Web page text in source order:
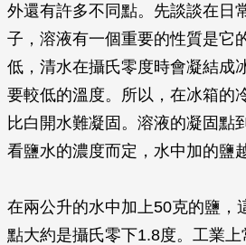
外還有許多不同點。先談談在日
子，溶液有一個重要的性質是它
低，清水在攝氏零度時會凝結成
要較低的溫度。所以，在冰箱的
比白開水難凝固。溶液的凝固點
看鹽水的濃度而定，水中加的鹽
在兩公升的水中加上50克的鹽，
點大約是攝氏零下1.8度。工業